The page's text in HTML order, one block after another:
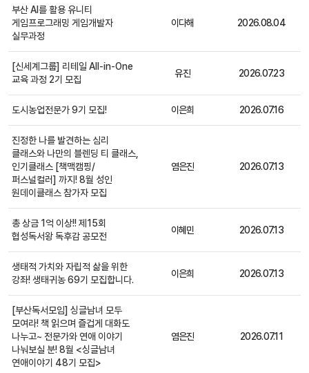
일반
부산 AI를 활용 유니티
게임프로그래밍 게임개발자
실무과정
이다해 2026.08.04
일반
[신세계그룹] 리테일 All-in-One
교육 과정 2기 모집
유진 2026.07.23
일반
도시농업전문가 9기 모집! 이은희 2026.07.16
일반
진정한 나를 발견하는 심리
클래스와 나만의 블렌딩 티 클래스,
인기클래스 [책맥캠핑/
퍼스널컬러] 까지! 8월 성인
원데이클래스 참가자 모집
염은진 2026.07.13
일반
총 상금 1억 이상!! 제15회
협성독서왕 독후감 공모전
이혜민 2026.07.13
일반
생태적 가치와 자립적 삶을 위한
강좌! 생태귀농 69기 모집합니다.
이은희 2026.07.13
일반
[부산독서모임] 싱글남녀 모두
모여라! 책 읽으며 즐겁게 대화도
나누고~ 전문가와 연애 이야기
나눠보실 분! 8월 <싱글남녀
연애이야기 48기 모집>
염은진 2026.07.11